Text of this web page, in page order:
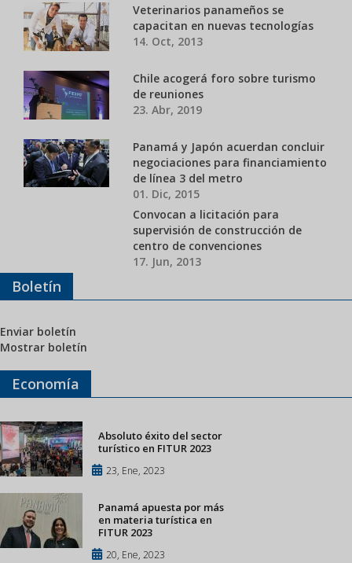
Veterinarios panameños se
capacitan en nuevas tecnologías
14. Oct, 2013
Chile acogerá foro sobre turismo
de reuniones
23. Abr, 2019
Panamá y Japón acuerdan concluir
negociaciones para financiamiento
de línea 3 del metro
01. Dic, 2015
Convocan a licitación para
supervisión de construcción de
centro de convenciones
17. Jun, 2013
Boletín
Enviar boletín
Mostrar boletín
Economía
Absoluto éxito del sector
turístico en FITUR 2023
23, Ene, 2023
Panamá apuesta por más
en materia turística en
FITUR 2023
20, Ene, 2023